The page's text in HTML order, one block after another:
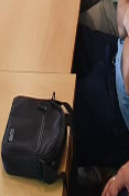
ЗАШТИТА
КОНТАКТ